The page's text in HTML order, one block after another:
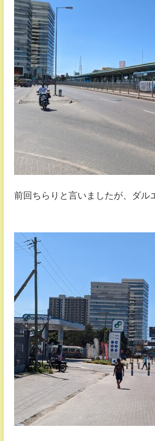
前回ちらりと言いましたが、ダル